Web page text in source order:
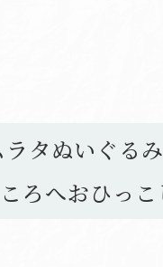
ラタぬいぐる
ろへおひっこ